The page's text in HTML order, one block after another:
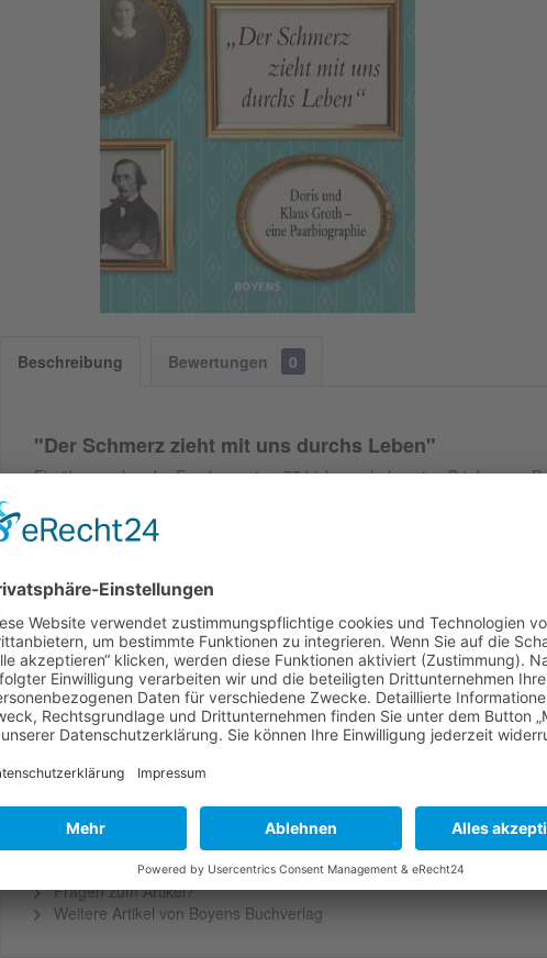
Beschreibung Bewertungen 0
"Der Schmerz zieht mit uns durchs Leben"
Ein überraschender Fund von etwa 75 bisher unbekannten Briefen von
Autorin dieses Buches auf die Idee: Anrührende und sehr persönliche
Verbindung mit Klaus Groth setzt sie in Beziehung zu anderen, schon
Briefen und Tagebucheintragungen. Dabei entsteht ein sehr genaues
das Paar sich 1859 verband: Groth fast 40 Jahre alt, Doris 28. Die
Dichters, die Widerstände der Professoren an der Universität in Kiel
Geld des Schwiegervaters, der Versuch, ohne geregeltes Einkommen
oftmals bedeutenden, prominenten Gästen zu führen, vor allem jedoch
eigenen gesundheitlichen Probleme werden feinfühlig herausgearbeitet.
1878 mit dem frühen Tod von Doris Groth enden.
Autor:
Gunda Massaro
Veröffentlichung:
15.04.2019
Format:
Seiten:
240
Weiterführende Links zu ""Der Schmerz zieht mit uns
Fragen zum Artikel?
Weitere Artikel von Boyens Buchverlag